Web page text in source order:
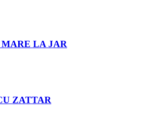
LA JAR
ZATTAR